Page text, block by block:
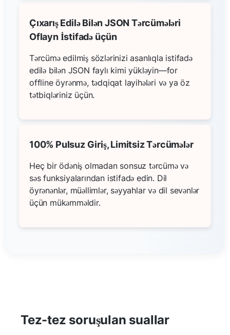
Çıxarış Edilə Bilən JSON Tərcümələri
Oflayn İstifadə üçün
Tərcümə edilmiş sözlərinizi asanlıqla istifadə
edilə bilən JSON faylı kimi yükləyin—for
offline öyrənmə, tədqiqat layihələri və ya öz
tətbiqləriniz üçün.
100% Pulsuz Giriş, Limitsiz Tərcümələr
Heç bir ödəniş olmadan sonsuz tərcümə və
səs funksiyalarından istifadə edin. Dil
öyrənənlər, müəllimlər, səyyahlar və dil sevənlər
üçün mükəmməldir.
Tez-tez soruşulan suallar